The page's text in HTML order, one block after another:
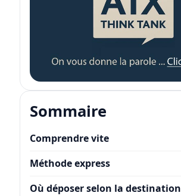
Sommaire
Comprendre vite
Méthode express
Où déposer selon la destination